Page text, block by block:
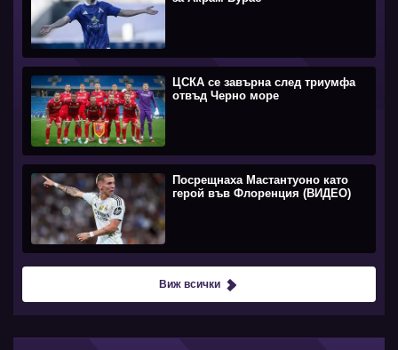
ЦСКА се завърна след триумфа
отвъд Черно море
Посрещнаха Мастантуоно като
герой във Флоренция (ВИДЕО)
Виж всички